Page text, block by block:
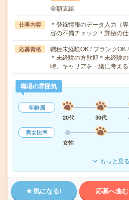
全額支給
仕事内容
＊登録情報のデータ入力（
容の不備チェック＊郵便の
応募資格
職種未経験OK / ブランクOK
＊未経験の方歓迎＊未経験
時、キャリアを一緒に考え
職場の雰囲気
年齢層
20代
30代
男女比率
女性
もっと見る
気になる! 応募へ進む